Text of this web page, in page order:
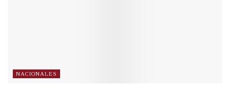
NACIONALES